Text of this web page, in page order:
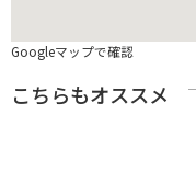
Googleマップで確認
こちらもオススメ